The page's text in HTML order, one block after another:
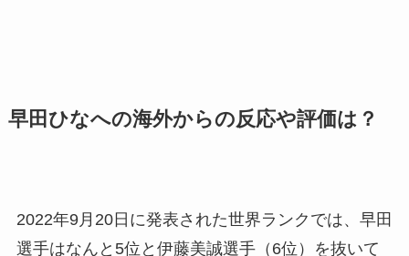
早田ひなへの海外からの反応や評価は？
2022年9月20日に発表された世界ランクでは、早田
選手はなんと5位と伊藤美誠選手（6位）を抜いて